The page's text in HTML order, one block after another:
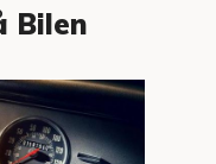
Bilen